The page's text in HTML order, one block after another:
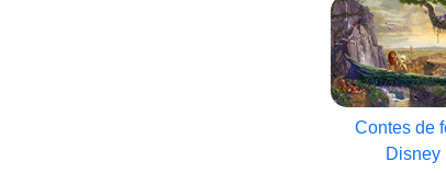
Contes de
Disney